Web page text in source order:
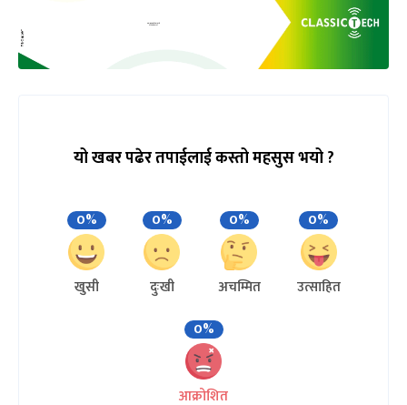
यो खबर पढेर तपाईलाई कस्तो महसुस भयो ?
0%
खुसी
0%
दुःखी
0%
अचम्मित
0%
उत्साहित
0%
आक्रोशित